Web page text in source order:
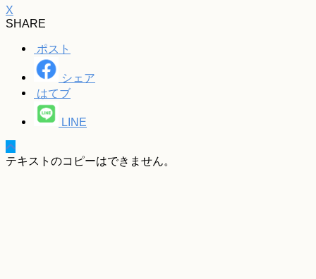
X
SHARE
ポスト
シェア
はてブ
LINE
テキストのコピーはできません。